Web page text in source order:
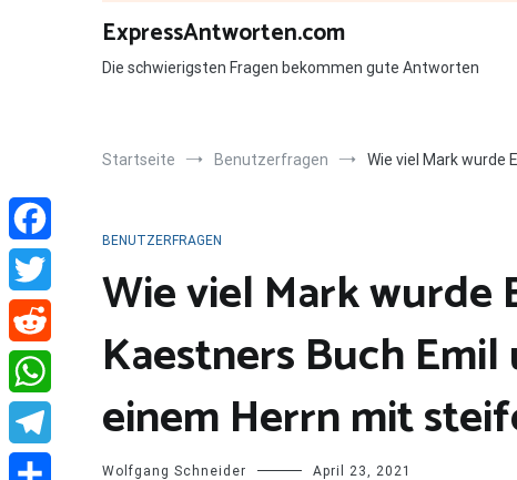
ExpressAntworten.com
Die schwierigsten Fragen bekommen gute Antworten
Startseite Benutzerfragen Wie viel Mark wurde
BENUTZERFRAGEN
Wie viel Mark wurde
Kaestners Buch
einem Herrn mit
Wolfgang Schneider April 23, 2021
Facebook
Twitter
Reddit
WhatsApp
Telegram